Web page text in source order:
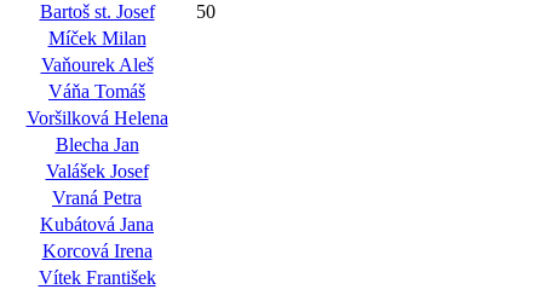
Bartoš st. Josef
50
Míček Milan
Vaňourek Aleš
Váňa Tomáš
Voršilková Helena
Blecha Jan
Valášek Josef
Vraná Petra
Kubátová Jana
Korcová Irena
Vítek František